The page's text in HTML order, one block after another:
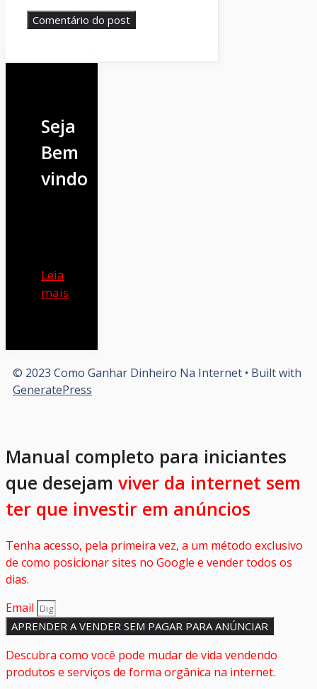
Seja
Bem
vindo
Leia
mais
© 2023 Como Ganhar Dinheiro Na Internet • Built with
GeneratePress
Manual completo para iniciantes
que desejam viver da internet sem
ter que investir em anúncios
Tenha acesso, pela primeira vez, a um método exclusivo
de como posicionar sites no Google e vender todos os
dias.
Email
APRENDER A VENDER SEM PAGAR PARA ANÚNCIAR
Descubra como você pode mudar de vida vendendo
produtos e serviços de forma orgânica na internet.